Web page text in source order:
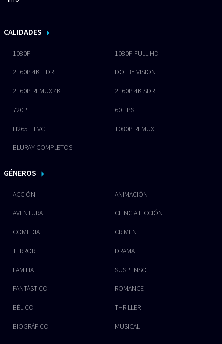
CALIDADES
1080P 1080P FULL HD
2160P 4K HDR DOLBY VISION
2160P REMUX 4K 2160P 4K SDR
720P 60 FPS
H265 HEVC 1080P REMUX
BLURAY COMPLETOS
GÉNEROS
ACCIÓN ANIMACIÓN
AVENTURA CIENCIA FICCIÓN
COMEDIA CRIMEN
TERROR DRAMA
FAMILIA SUSPENSO
FANTÁSTICO ROMANCE
BÉLICO THRILLER
BIOGRÁFICO MUSICAL